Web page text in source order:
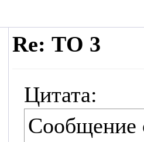
Re: ТО 3
Цитата:
Сообщение